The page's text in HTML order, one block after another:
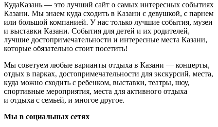
КудаКазань — это лучший сайт о самых интересных событиях
Казани. Мы знаем куда сходить в Казани с девушкой, с парнем
или большой компанией. У нас только лучшие события, музеи
и выставки Казани. События для детей и их родителей,
лучшие достопримечательности и интересные места Казани,
которые обязательно стоит посетить!
Мы советуем любые варианты отдыха в Казани — концерты,
отдых в парках, достопримечательности для экскурсий, места,
куда можно сходить с ребенком, выставки, театры, шоу,
спортивные мероприятия, места для активного отдыха
и отдыха с семьей, и многое другое.
Мы в социальных сетях